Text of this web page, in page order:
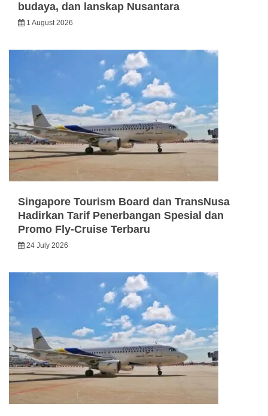
budaya, dan lanskap Nusantara
1 August 2026
Singapore Tourism Board dan TransNusa
Hadirkan Tarif Penerbangan Spesial dan
Promo Fly-Cruise Terbaru
24 July 2026